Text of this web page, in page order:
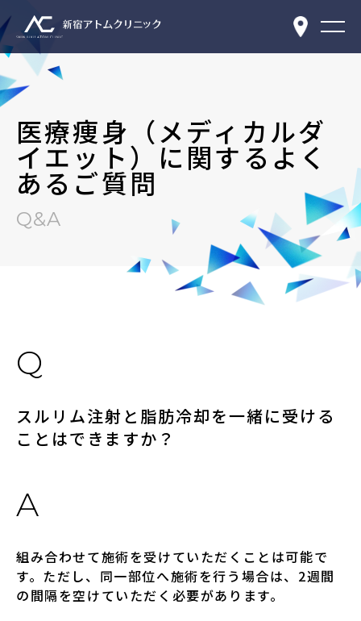
医療痩身（メディカルダ
イエット）に関するよく
あるご質問
Q&A
スルリム注射と脂肪冷却を一緒に受ける
ことはできますか？
組み合わせて施術を受けていただくことは可能で
す。ただし、同一部位へ施術を行う場合は、2週間
の間隔を空けていただく必要があります。